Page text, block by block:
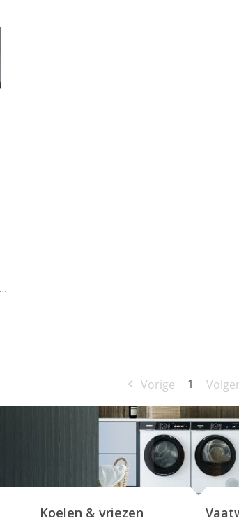
Vorige 1
Koelen & vriezen